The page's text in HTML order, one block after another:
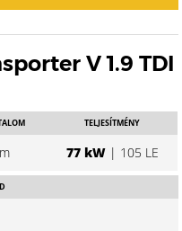
V 1.9 TDI
TELJESÍTMÉNY
77 kW| 105 LE